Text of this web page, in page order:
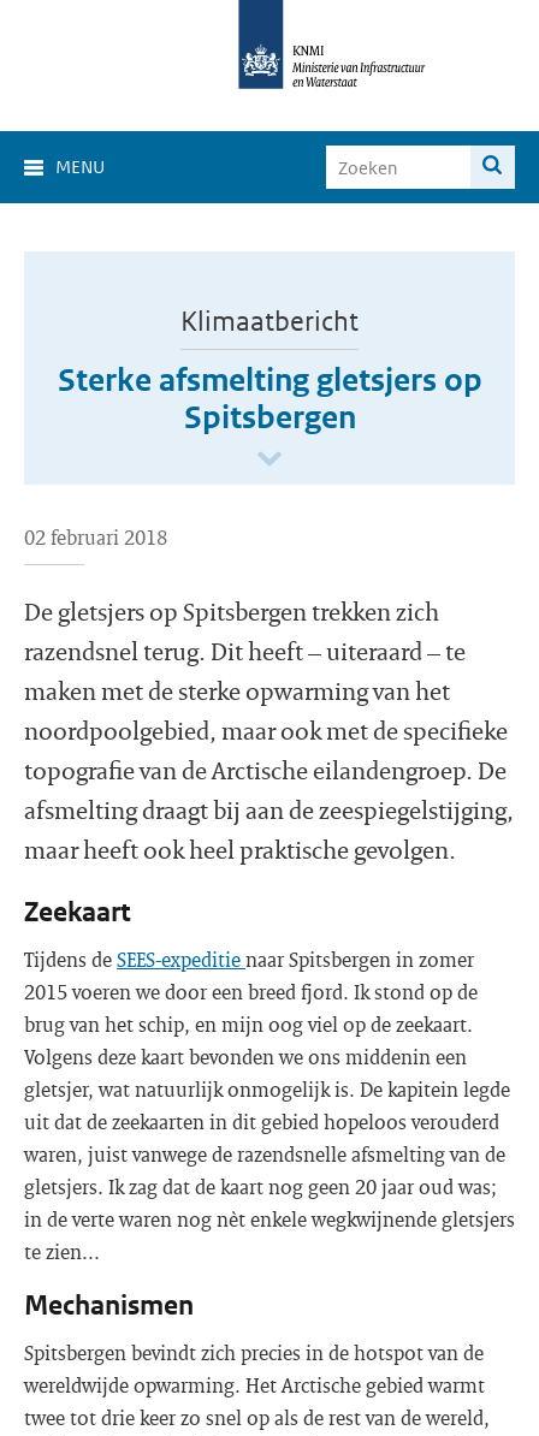
MENU
Klimaatbericht
Sterke afsmelting gletsjers op
Spitsbergen
02 februari 2018
De gletsjers op Spitsbergen trekken zich
razendsnel terug. Dit heeft – uiteraard – te
maken met de sterke opwarming van het
noordpoolgebied, maar ook met de specifieke
topografie van de Arctische eilandengroep. De
afsmelting draagt bij aan de zeespiegelstijging,
maar heeft ook heel praktische gevolgen.
Zeekaart
Tijdens deSEES-expeditienaar Spitsbergen in zomer
2015 voeren we door een breed fjord. Ik stond op de
brug van het schip, en mijn oog viel op de zeekaart.
Volgens deze kaart bevonden we ons middenin een
gletsjer, wat natuurlijk onmogelijk is. De kapitein legde
uit dat de zeekaarten in dit gebied hopeloos verouderd
waren, juist vanwege de razendsnelle afsmelting van de
gletsjers. Ik zag dat de kaart nog geen 20 jaar oud was;
in de verte waren nog nèt enkele wegkwijnende gletsjers
te zien...
Mechanismen
Spitsbergen bevindt zich precies in de hotspot van de
wereldwijde opwarming. Het Arctische gebied warmt
twee tot drie keer zo snel op als de rest van de wereld,